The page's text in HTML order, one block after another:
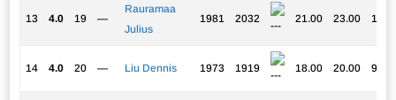
13 4.0 19 —
Rauramaa
Julius
1981 2032 21.00 23.00
14 4.0 20 — Liu Dennis 1973 1919 18.00 20.00 9.50